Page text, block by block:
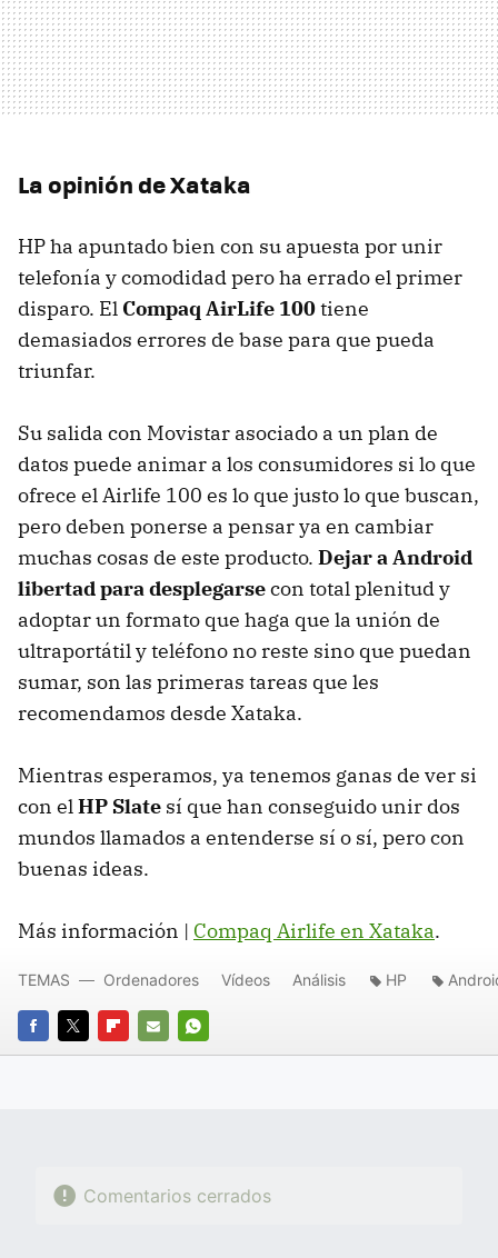
La opinión de Xataka
HP ha apuntado bien con su apuesta por unir
telefonía y comodidad pero ha errado el primer
disparo. El Compaq AirLife 100tiene
demasiados errores de base para que pueda
triunfar.
Su salida con Movistar asociado a un plan de
datos puede animar a los consumidores si lo que
ofrece el Airlife 100 es lo que justo lo que buscan,
pero deben ponerse a pensar ya en cambiar
muchas cosas de este producto. Dejar a Android
libertad para desplegarsecon total plenitud y
adoptar un formato que haga que la unión de
ultraportátil y teléfono no reste sino que puedan
sumar, son las primeras tareas que les
recomendamos desde Xataka.
Mientras esperamos, ya tenemos ganas de ver si
con el HP Slate sí que han conseguido unir dos
mundos llamados a entenderse sí o sí, pero con
buenas ideas.
Más información | Compaq Airlife en Xataka.
FACEBOOK
TWITTERFLIPBOARD
E-
WHATSAPP
TEMAS Ordenadores Vídeos Análisis HP
Comentarios cerrados